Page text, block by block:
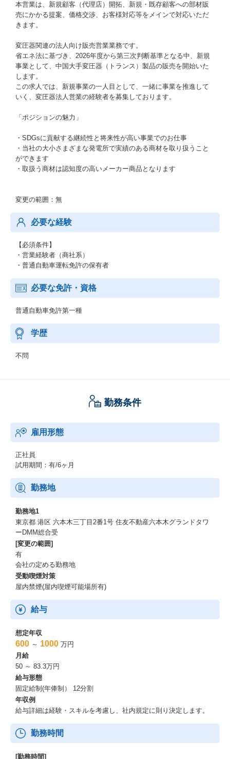
本営業は、新規顧客（代理店）開拓、新規・既存顧客への部材販
売にかかる提案、価格交渉、お客様対応等をメインで対応いただ
きます。
変圧器関連の法人向け販売営業業務です。
省エネ法に基づき、2026年度から第三次判断基準となる中、新規
事業として、中国大手変圧器（トランス）製品の販売を開始いた
します。
この求人では、新規事業の一人目として、一緒に事業を推進して
いく、変圧器法人営業の経験者を募集しております。
「ポジションの魅力」
・SDGsに貢献する継続性と将来性が高い事業でのお仕事
・当社の大小さまざまな発電所で実績のある商材を取り扱うこと
ができます
・取扱う商材は認知度の高いメーカー商品となります
変更の範囲：無
必要な経験
【必須条件】
・営業経験者（商社系）
・普通自動車運転免許の保有者
必要な免許・資格
普通自動車免許第一種
学歴
不問
勤務条件
雇用形態
正社員
試用期間：有/6ヶ月
勤務地
勤務地1
東京都 港区 六本木三丁目2番1号 住友不動産六本木グランドタワ
ーDMM総合受
[変更の範囲]
有
会社の定める勤務地
受動喫煙対策
屋内禁煙(屋内喫煙可能場所有)
給与
想定年収
600 ～ 1000 万円
月給
50 ～ 83.3万円
給与形態
固定給制(年俸制） 12分割
年収例
給与詳細は経験・スキルを考慮し、社内規定に則り決定します。
勤務時間
[勤務時間]